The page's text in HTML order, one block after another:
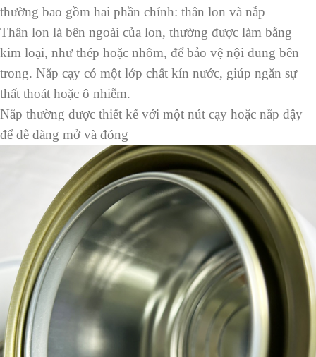
thường bao gồm hai phần chính: thân lon và nắp
Thân lon là bên ngoài của lon, thường được làm bằng
kim loại, như thép hoặc nhôm, để bảo vệ nội dung bên
trong. Nắp cạy có một lớp chất kín nước, giúp ngăn sự
thất thoát hoặc ô nhiễm.
Nắp thường được thiết kế với một nút cạy hoặc nắp đậy
để dễ dàng mở và đóng